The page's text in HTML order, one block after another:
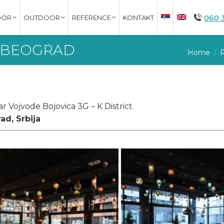
OUTDOOR REFERENCE KONTAKT 060
You are
Home
Vojvode Bojovica 3G – K District
Srbija